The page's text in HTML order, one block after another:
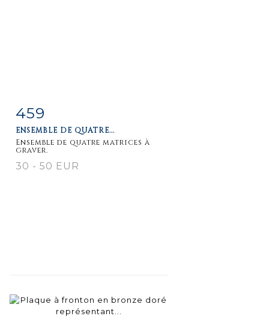
Fiche
459
ENSEMBLE DE QUATRE...
Ensemble de quatre matrices à
graver.
30 - 50 EUR